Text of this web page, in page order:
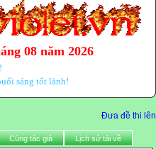
08 năm 2026
sáng tốt lành!
Đưa đề thi lên
Cùng tác giả Lịch sử tải về